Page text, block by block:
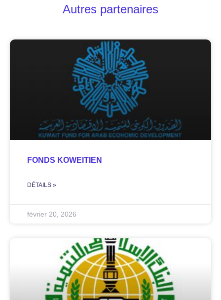
Autres partenaires
FONDS KOWEITIEN
DÉTAILS »
février 20, 2026